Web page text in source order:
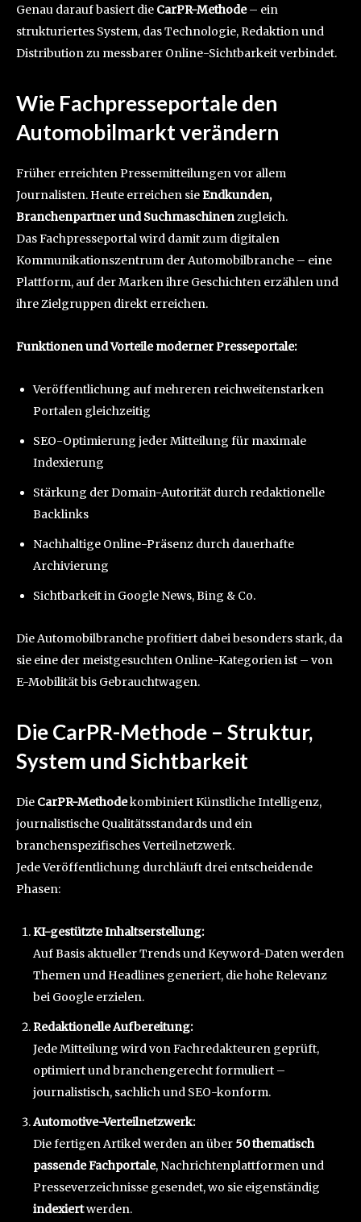
Genau darauf basiert die CarPR-Methode– ein
strukturiertes System, das Technologie, Redaktion und
Distribution zu messbarer Online-Sichtbarkeit verbindet.
Wie Fachpresseportale den
Automobilmarkt verändern
Früher erreichten Pressemitteilungen vor allem
Journalisten. Heute erreichen sieEndkunden,
Branchenpartner und Suchmaschinenzugleich.
Das Fachpresseportal wird damit zum digitalen
Kommunikationszentrum der Automobilbranche – eine
Plattform, auf der Marken ihre Geschichten erzählen und
ihre Zielgruppen direkt erreichen.
Funktionen und Vorteile moderner Presseportale:
Veröffentlichung auf mehreren reichweitenstarken
Portalen gleichzeitig
SEO-Optimierung jeder Mitteilung für maximale
Indexierung
Stärkung der Domain-Autorität durch redaktionelle
Backlinks
Nachhaltige Online-Präsenz durch dauerhafte
Archivierung
Sichtbarkeit in Google News, Bing & Co.
Die Automobilbranche profitiert dabei besonders stark, da
sie eine der meistgesuchten Online-Kategorien ist – von
E-Mobilität bis Gebrauchtwagen.
Die CarPR-Methode – Struktur,
System und Sichtbarkeit
Die CarPR-Methodekombiniert Künstliche Intelligenz,
journalistische Qualitätsstandards und ein
branchenspezifisches Verteilnetzwerk.
Jede Veröffentlichung durchläuft drei entscheidende
Phasen:
KI-gestützte Inhaltserstellung:
Auf Basis aktueller Trends und Keyword-Daten werden
Themen und Headlines generiert, die hohe Relevanz
bei Google erzielen.
Redaktionelle Aufbereitung:
Jede Mitteilung wird von Fachredakteuren geprüft,
optimiert und branchengerecht formuliert –
journalistisch, sachlich und SEO-konform.
Automotive-Verteilnetzwerk:
Die fertigen Artikel werden an über 50 thematisch
passende Fachportale, Nachrichtenplattformen und
Presseverzeichnisse gesendet, wo sie eigenständig
indexiertwerden.